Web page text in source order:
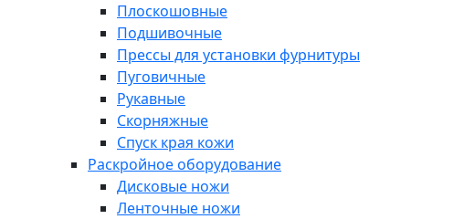
Плоскошовные
Подшивочные
Прессы для установки фурнитуры
Пуговичные
Рукавные
Скорняжные
Спуск края кожи
Раскройное оборудование
Дисковые ножи
Ленточные ножи